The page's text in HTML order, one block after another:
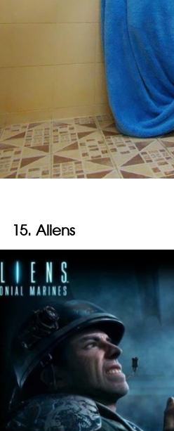
15. Aliens